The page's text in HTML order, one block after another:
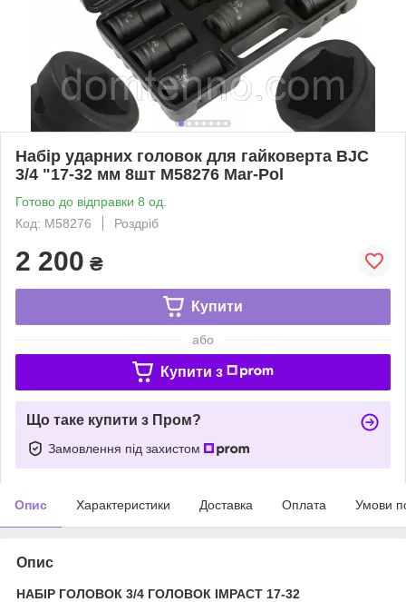
Набір ударних головок для гайковерта BJC
3/4 "17-32 мм 8шт M58276 Mar-Pol
Готово до відправки 8 од.
Код: M58276
Роздріб
2 200 ₴
Купити
або
Купити з
Що таке купити з Пром?
Замовлення під захистом
Опис Характеристики Доставка Оплата Умови
Опис
НАБІР ГОЛОВОК 3/4 ГОЛОВОК IMPACT 17-32